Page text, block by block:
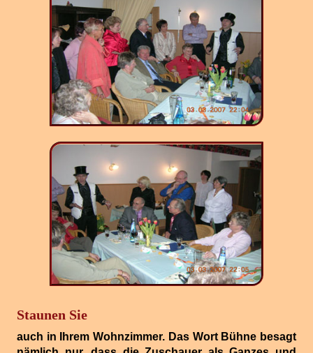
Staunen Sie
auch in Ihrem Wohnzimmer. Das Wort Bühne besagt